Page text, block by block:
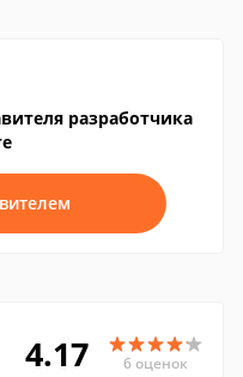
разработчика
4.17 6 оценок